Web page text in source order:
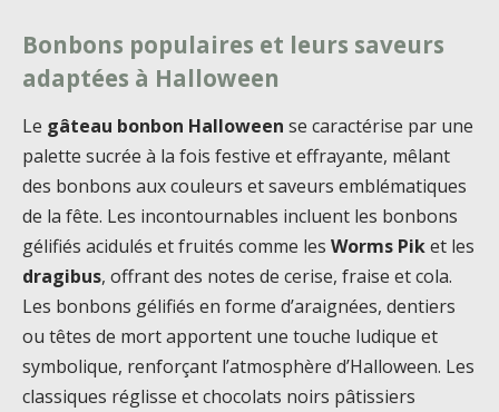
Bonbons populaires et leurs saveurs
adaptées à Halloween
Le gâteau bonbon Halloween se caractérise par une
palette sucrée à la fois festive et effrayante, mêlant
des bonbons aux couleurs et saveurs emblématiques
de la fête. Les incontournables incluent les bonbons
gélifiés acidulés et fruités comme les Worms Piket les
dragibus, offrant des notes de cerise, fraise et cola.
Les bonbons gélifiés en forme d’araignées, dentiers
ou têtes de mort apportent une touche ludique et
symbolique, renforçant l’atmosphère d’Halloween. Les
classiques réglisse et chocolats noirs pâtissiers